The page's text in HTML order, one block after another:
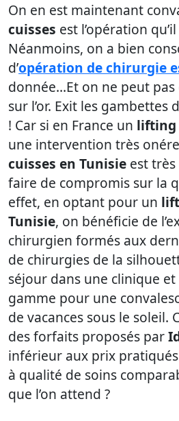
On en est maintenant
cuisses est l’opération
Néanmoins, on a bien
d’opération de chirurgie
donnée…Et on ne peut pas
sur l’or. Exit les gambettes
! Car si en France un lifting
une intervention très
cuisses en Tunisie est
faire de compromis sur la
effet, en optant pour un
Tunisie, on bénéficie de
chirurgien formés aux
de chirurgies de la
séjour dans une clinique
gamme pour une
de vacances sous le soleil.
des forfaits proposés par
inférieur aux prix
à qualité de soins
que l’on attend ?